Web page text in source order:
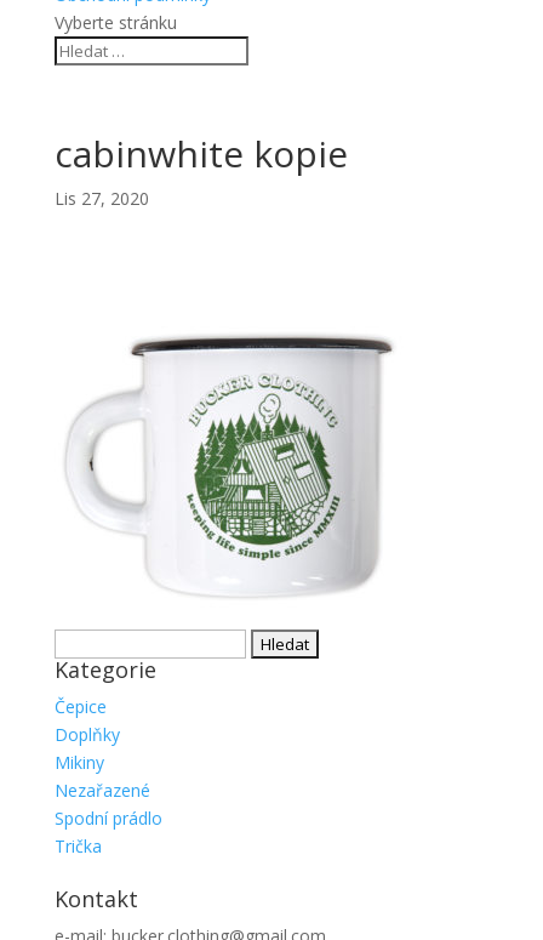
Vyberte stránku
cabinwhite kopie
Lis 27, 2020
Kategorie
Čepice
Doplňky
Mikiny
Nezařazené
Spodní prádlo
Trička
Kontakt
e-mail: bucker.clothing@gmail.com